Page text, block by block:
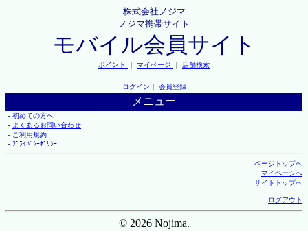
株式会社ノジマ
ノジマ携帯サイト
モバイル会員サイト
ポイント ｜ マイページ ｜ 店舗検索
ログイン ｜ 会員登録
メニュー
├初めての方へ
├ よくあるお問い合わせ
├ご利用規約
└ﾌﾟﾗｲﾊﾞｼｰﾎﾟﾘｼｰ
ページトップへ
マイページへ
サイトトップへ
ログアウト
© 2026 Nojima.